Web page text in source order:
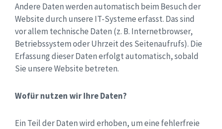
Andere Daten werden automatisch beim Besuch der
Website durch unsere IT-Systeme erfasst. Das sind
vor allem technische Daten (z. B. Internetbrowser,
Betriebssystem oder Uhrzeit des Seitenaufrufs). Die
Erfassung dieser Daten erfolgt automatisch, sobald
Sie unsere Website betreten.
Wofür nutzen wir Ihre Daten?
Ein Teil der Daten wird erhoben, um eine fehlerfreie